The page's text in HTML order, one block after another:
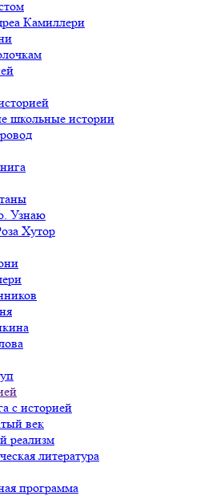
Камиллери
школьные истории
Узнаю
Хутор
с историей
век
реализм
литература
программа